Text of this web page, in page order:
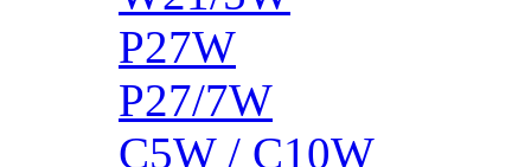
P27W
P27/7W
C5W / C10W